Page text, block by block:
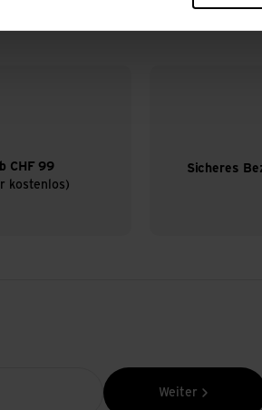
CHF 99
kostenlos)
Sicheres
Weiter